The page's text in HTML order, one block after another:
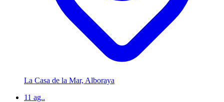
La Casa de la Mar, Alboraya
11 ag..